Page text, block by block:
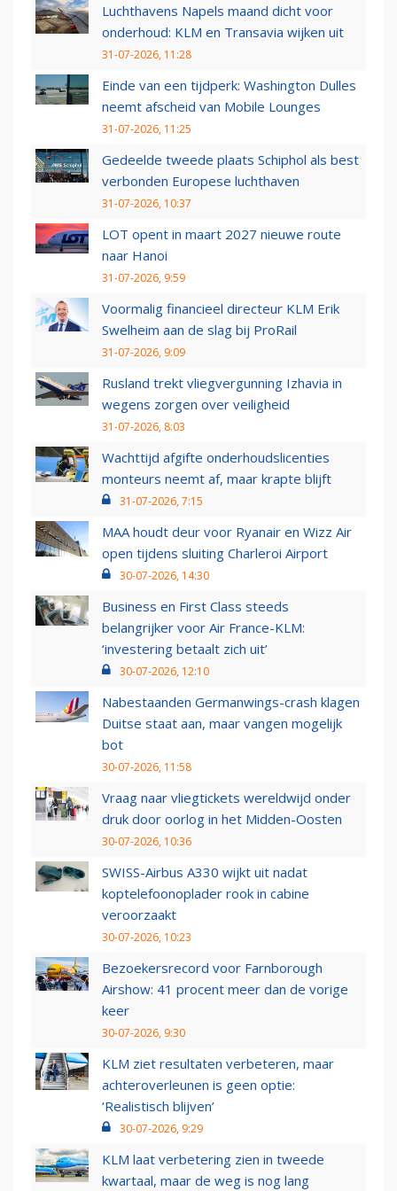
Luchthavens Napels maand dicht voor
onderhoud: KLM en Transavia wijken uit
31-07-2026, 11:28
Einde van een tijdperk: Washington Dulles
neemt afscheid van Mobile Lounges
31-07-2026, 11:25
Gedeelde tweede plaats Schiphol als best
verbonden Europese luchthaven
31-07-2026, 10:37
LOT opent in maart 2027 nieuwe route
naar Hanoi
31-07-2026, 9:59
Voormalig financieel directeur KLM Erik
Swelheim aan de slag bij ProRail
31-07-2026, 9:09
Rusland trekt vliegvergunning Izhavia in
wegens zorgen over veiligheid
31-07-2026, 8:03
Wachttijd afgifte onderhoudslicenties
monteurs neemt af, maar krapte blijft
31-07-2026, 7:15
MAA houdt deur voor Ryanair en Wizz Air
open tijdens sluiting Charleroi Airport
30-07-2026, 14:30
Business en First Class steeds
belangrijker voor Air France-KLM:
‘investering betaalt zich uit’
30-07-2026, 12:10
Nabestaanden Germanwings-crash klagen
Duitse staat aan, maar vangen mogelijk
bot
30-07-2026, 11:58
Vraag naar vliegtickets wereldwijd onder
druk door oorlog in het Midden-Oosten
30-07-2026, 10:36
SWISS-Airbus A330 wijkt uit nadat
koptelefoonoplader rook in cabine
veroorzaakt
30-07-2026, 10:23
Bezoekersrecord voor Farnborough
Airshow: 41 procent meer dan de vorige
keer
30-07-2026, 9:30
KLM ziet resultaten verbeteren, maar
achteroverleunen is geen optie:
‘Realistisch blijven’
30-07-2026, 9:29
KLM laat verbetering zien in tweede
kwartaal, maar de weg is nog lang